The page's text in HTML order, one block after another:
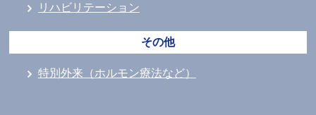
リハビリテーション
その他
特別外来（ホルモン療法など）